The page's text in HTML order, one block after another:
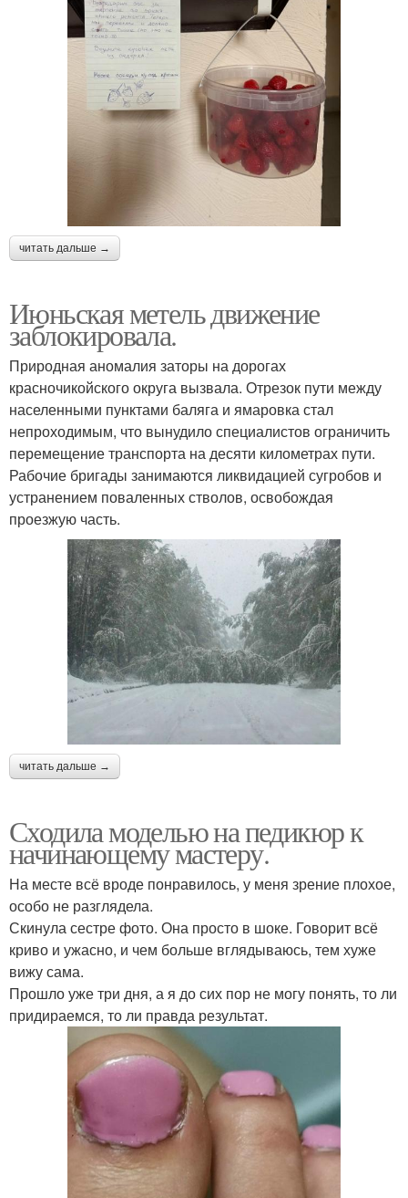
читать дальше →
Июньская метель движение
заблокировала.
Природная аномалия заторы на дорогах
красночикойского округа вызвала. Отрезок пути между
населенными пунктами баляга и ямаровка стал
непроходимым, что вынудило специалистов ограничить
перемещение транспорта на десяти километрах пути.
Рабочие бригады занимаются ликвидацией сугробов и
устранением поваленных стволов, освобождая
проезжую часть.
читать дальше →
Сходила моделью на педикюр к
начинающему мастеру.
На месте всё вроде понравилось, у меня зрение плохое,
особо не разглядела.
Скинула сестре фото. Она просто в шоке. Говорит всё
криво и ужасно, и чем больше вглядываюсь, тем хуже
вижу сама.
Прошло уже три дня, а я до сих пор не могу понять, то ли
придираемся, то ли правда результат.